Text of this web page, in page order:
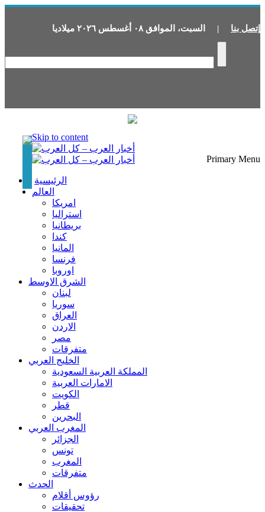
إتصل بنا | السبت، الموافق ٠٨ أغسطس ٢٠٢٦ ميلاديا
Skip to content
Primary Menu
الرئيسية
العالم
امريكا
استراليا
بريطانيا
كندا
المانيا
فرنسا
اوروبا
الشرق الاوسط
لبنان
سوريا
العراق
الاردن
مصر
متفرقات
الخليج العربي
المملكة العربية السعودية
الامارات العربية
الكويت
قطر
البحرين
المغرب العربي
الجزائر
تونس
المغرب
متفرقات
الحدث
رؤوس أقلام
تحقيقات